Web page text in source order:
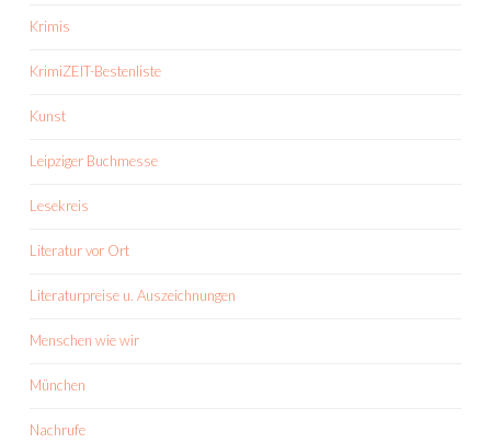
Krimis
KrimiZEIT-Bestenliste
Kunst
Leipziger Buchmesse
Lesekreis
Literatur vor Ort
Literaturpreise u. Auszeichnungen
Menschen wie wir
München
Nachrufe